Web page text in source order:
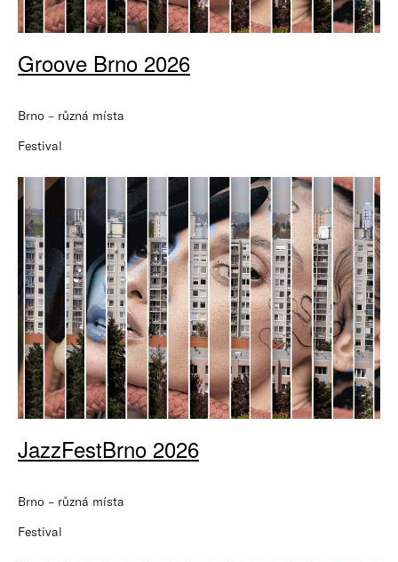
Groove Brno 2026
Brno – různá místa
Festival
JazzFestBrno 2026
Brno – různá místa
Festival